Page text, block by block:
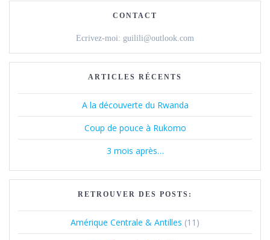
CONTACT
Ecrivez-moi: guilili@outlook.com
ARTICLES RÉCENTS
A la découverte du Rwanda
Coup de pouce à Rukomo
3 mois après…
RETROUVER DES POSTS:
Amérique Centrale & Antilles (11)